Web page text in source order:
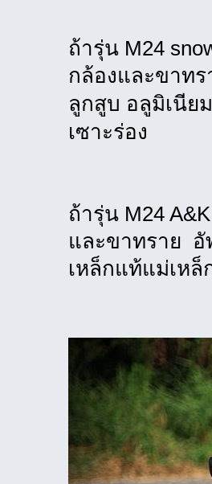
ถ้ารุ่น M24
กล้องและขาทร
ลูกสูบ อลูมิเนี
เซาะร่อง
ถ้ารุ่น M24
และขาทราย อั
เหล็กแท้แม่เห